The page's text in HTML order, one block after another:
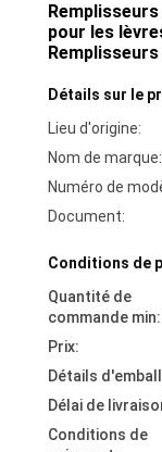
pour les
Détails sur le
Lieu d'origine:
Nom de marque:
Numéro de
Document:
Conditions de
Quantité de
commande min:
Prix:
Détails
Délai de
Conditions de